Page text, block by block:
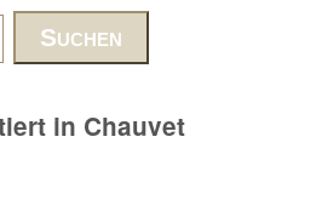
in Chauvet